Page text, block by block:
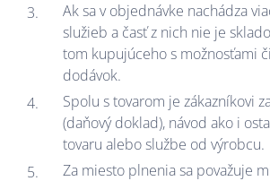
Ak sa v objednávke nachádza
služieb a časť z nich nie je
tom kupujúceho s možnosťami
dodávok.
Spolu s tovarom je zákazníkovi
(daňový doklad), návod ako i
tovaru alebo službe od výrobcu.
Za miesto plnenia sa považuje